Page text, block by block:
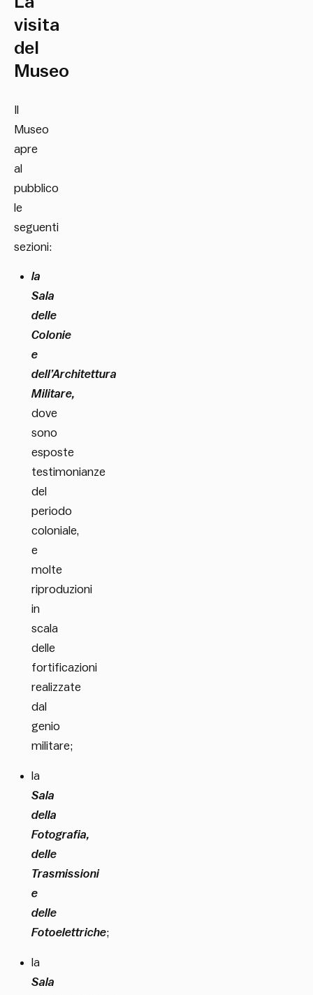
visita
del
Museo
Museo
apre
al
pubblico
le
seguenti
sezioni:
la
Sala
delle
Colonie
e
dell’Architettura
Militare,
dove
sono
esposte
testimonianze
del
periodo
coloniale,
e
molte
riproduzioni
in
scala
delle
fortificazioni
realizzate
dal
genio
militare;
la
Sala
della
Fotografia,
delle
Trasmissioni
e
delle
Fotoelettriche;
la
Sala